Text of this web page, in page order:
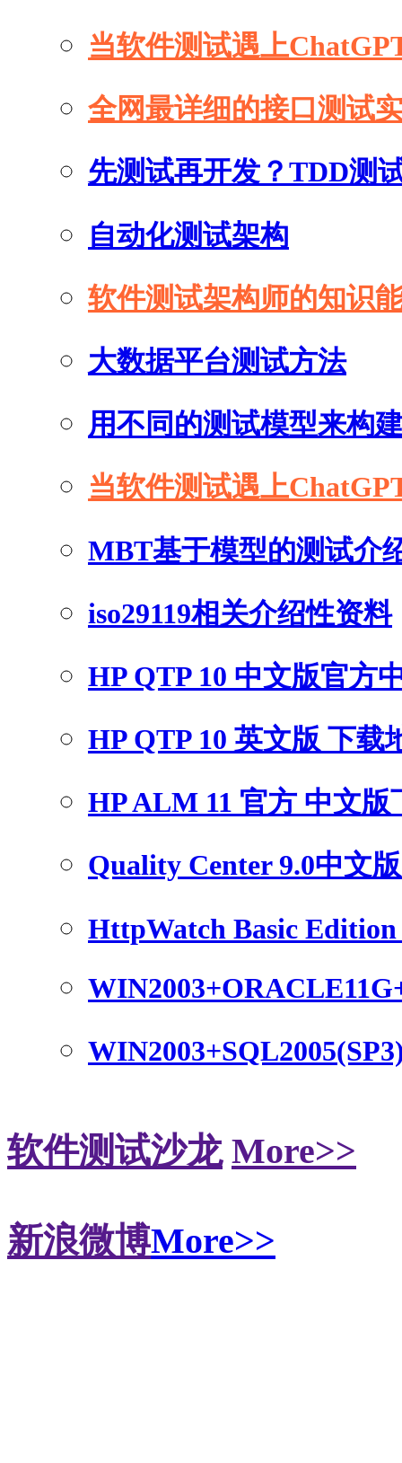
当软件测试遇上
全网最详细的接口测试
先测试再开发？TDD测
自动化测试架构
软件测试架构师的知识
大数据平台测试方法
用不同的测试模型来构
当软件测试遇上
MBT基于模型的测试介
iso29119相关介绍性资料
HP QTP 10 中文版官方
HP QTP 10 英文版 下载
HP ALM 11 官方 中文版
Quality Center 9.0中文
HttpWatch Basic Edition
软件测试沙龙 More>>
新浪微博More>>